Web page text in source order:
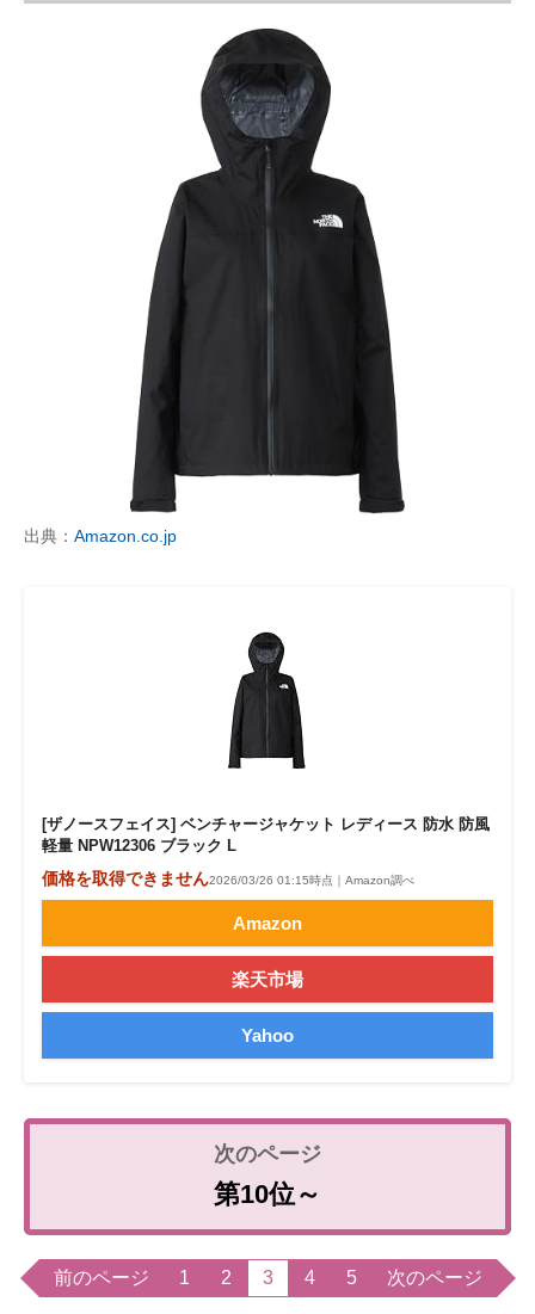
出典： Amazon.co.jp
[ザノースフェイス] ベンチャージャケット レディース 防水 防風
軽量 NPW12306 ブラック L
価格を取得できません2026/03/26 01:15時点｜Amazon調べ
Amazon
楽天市場
Yahoo
第10位～
前のページ 1 2 3 4 5 次のページ